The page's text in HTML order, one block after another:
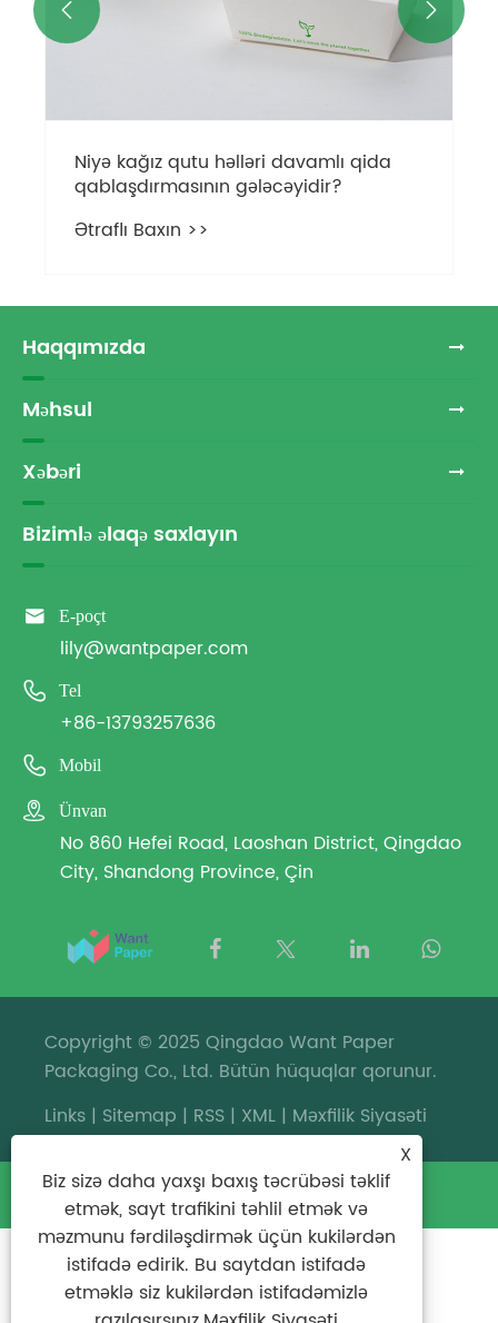
Niyə kağız qutu həlləri davamlı qida
qablaşdırmasının gələcəyidir?
Ətraflı Baxın >>
 
Haqqımızda
Məhsul
Xəbəri
Bizimlə əlaqə saxlayın
 E-poçt
lily@wantpaper.com
 Tel
+86-13793257636
 Mobil
 Ünvan
No 860 Hefei Road, Laoshan District, Qingdao
City, Shandong Province, Çin
Copyright © 2025 Qingdao Want Paper
Packaging Co., Ltd. Bütün hüquqlar qorunur.
Links | Sitemap | RSS | XML | Məxfilik Siyasəti
X
Biz sizə daha yaxşı baxış təcrübəsi təklif
etmək, sayt trafikini təhlil etmək və
məzmunu fərdiləşdirmək üçün kukilərdən
istifadə edirik. Bu saytdan istifadə
etməklə siz kukilərdən istifadəmizlə